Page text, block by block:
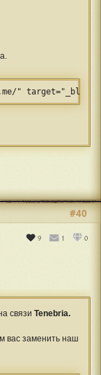
"
9 1 0
#40
связи Tenebria.
вас заменить наш